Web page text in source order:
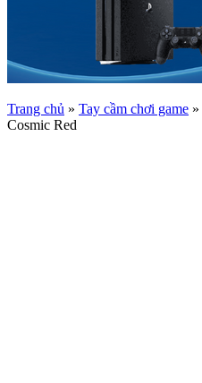
Trang chủ » Tay cầm chơi game »
Cosmic Red